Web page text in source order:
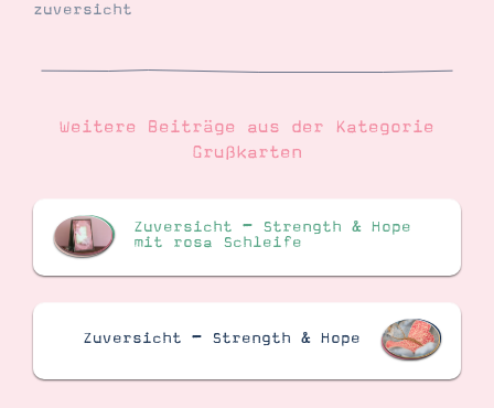
zuversicht
Weitere Beiträge aus der Kategorie
Grußkarten
Zuversicht – Strength & Hope
mit rosa Schleife
Zuversicht – Strength & Hope